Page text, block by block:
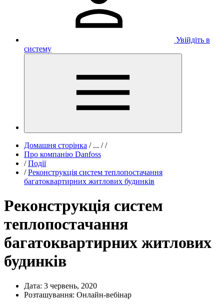
Увійдіть в
систему
Домашня сторінка /... / /
Про компанію Danfoss
/ Події
/ Реконструкція систем теплопостачання
багатоквартирних житлових будинків
Реконструкція систем
теплопостачання
багатоквартирних житлових
будинків
Дата: 3 червень, 2020
Розташування: Онлайн-вебінар